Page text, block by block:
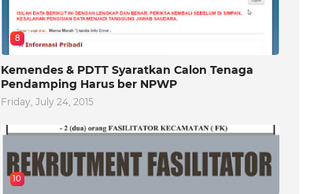
8
Kemendes & PDTT Syaratkan Calon Tenaga
Pendamping Harus ber NPWP
Friday, July 24, 2015
10